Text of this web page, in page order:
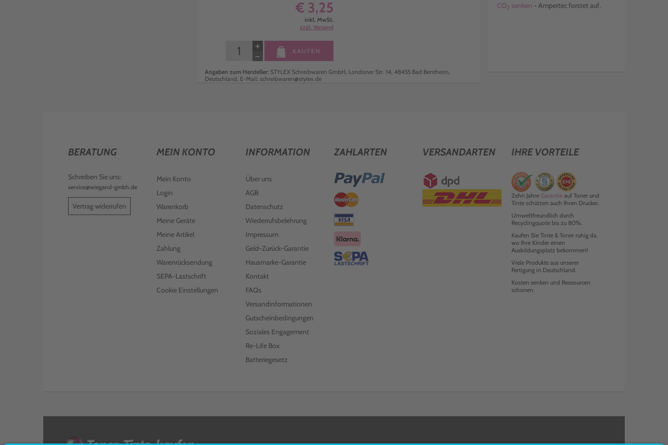
€ 3,25
inkl. MwSt.
zzgl. Versand
−
+ KAUFEN
Angaben zum Hersteller: STYLEX Schreibwaren GmbH, Londoner Str. 14, 48455 Bad Bentheim,
Deutschland, E-Mail: schreibwaren@stylex.de
CO2 senken - Ampertec forstet auf.
BERATUNG
Schreiben Sie uns:
service@wiegand-gmbh.de
Vertrag widerrufen
MEIN KONTO
Mein Konto
Login
Warenkorb
Meine Geräte
Meine Artikel
Zahlung
Warenrücksendung
SEPA-Lastschrift
Cookie Einstellungen
INFORMATION
Über uns
AGB
Datenschutz
Wiederrufsbelehrung
Impressum
Geld-Zurück-Garantie
Hausmarke-Garantie
Kontakt
FAQs
Versandinformationen
Gutscheinbedingungen
Soziales Engagement
Re-Life Box
Batteriegesetz
ZAHLARTEN VERSANDARTEN IHRE VORTEILE
Zehn Jahre Garantieauf Toner und
Tinte schützen auch Ihren Drucker.
Umweltfreundlich durch
Recyclingquote bis zu 80%.
Kaufen Sie Tinte & Toner ruhig da,
wo Ihre Kinder einen
Ausbildungsplatz bekommen!
Viele Produkte aus unserer
Fertigung in Deutschland.
Kosten senken und Ressourcen
schonen.